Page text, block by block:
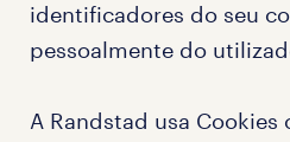
identificadores do seu
pessoalmente do
A Randstad usa